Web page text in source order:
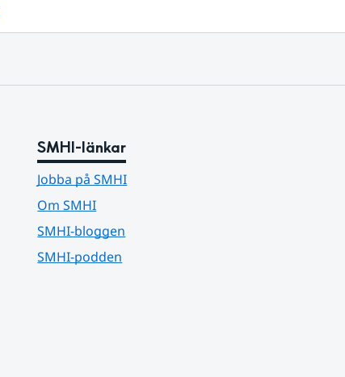
SMHI-länkar
Jobba på SMHI
Om SMHI
SMHI-bloggen
SMHI-podden